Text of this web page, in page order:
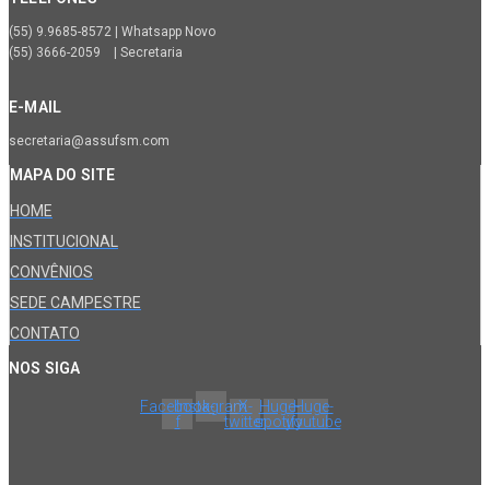
(55) 9.9685-8572 | Whatsapp Novo
(55) 3666-2059 | Secretaria
E-MAIL
secretaria@assufsm.com
MAPA DO SITE
HOME
INSTITUCIONAL
CONVÊNIOS
SEDE CAMPESTRE
CONTATO
NOS SIGA
Facebook-
f
InstagramX-
twitter
Huge-
spotify
Huge-
youtube